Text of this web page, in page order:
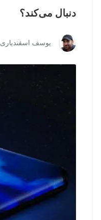
دنبال می‌کند؟
یوسف اسفندیاری
گیگابایت - ویتنام
۱۰۸,۴۹۹,۰۰۰ تومان